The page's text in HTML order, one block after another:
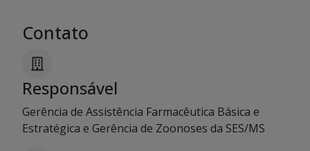
Contato
Responsável
Gerência de Assistência Farmacêutica Básica e
Estratégica e Gerência de Zoonoses da SES/MS